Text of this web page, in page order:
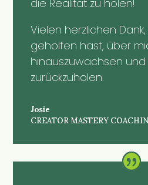
die Realität zu holen!
Vielen herzlichen
geholfen hast, über
hinauszuwachsen und
zurückzuholen.
Josie
CREATOR MASTERY